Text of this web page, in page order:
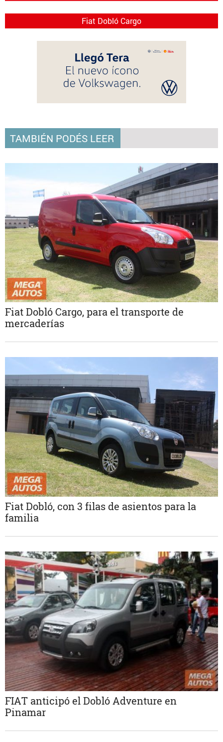
Fiat Dobló Cargo
TAMBIÉN PODÉS LEER
Fiat Dobló Cargo, para el transporte de
mercaderías
Fiat Dobló, con 3 filas de asientos para la
familia
FIAT anticipó el Dobló Adventure en
Pinamar